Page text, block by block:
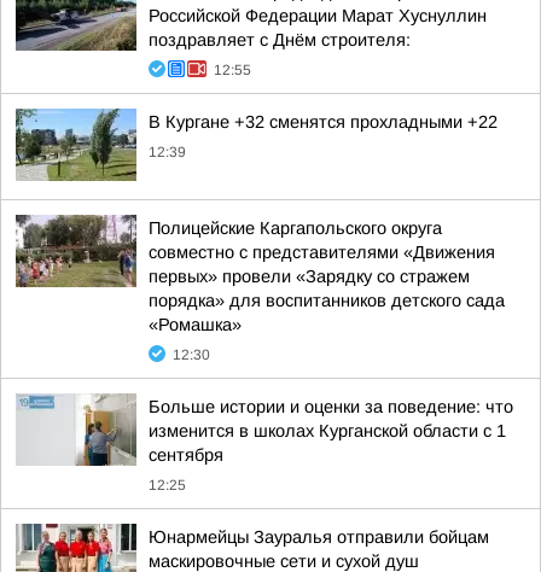
Российской Федерации Марат Хуснуллин
поздравляет с Днём строителя:
12:55
В Кургане +32 сменятся прохладными +22
12:39
Полицейские Каргапольского округа
совместно с представителями «Движения
первых» провели «Зарядку со стражем
порядка» для воспитанников детского сада
«Ромашка»
12:30
Больше истории и оценки за поведение: что
изменится в школах Курганской области с 1
сентября
12:25
Юнармейцы Зауралья отправили бойцам
маскировочные сети и сухой душ